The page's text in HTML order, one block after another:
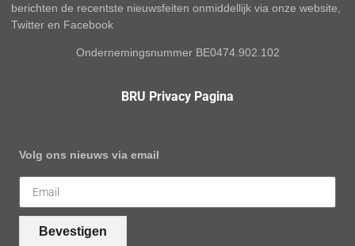
berichten de recentste nieuwsfeiten onmiddellijk via onze website,
Twitter en Facebook
Ondernemingsnummer BE0474.902.102
BRU Privacy Pagina
Volg ons nieuws via email
Bevestigen